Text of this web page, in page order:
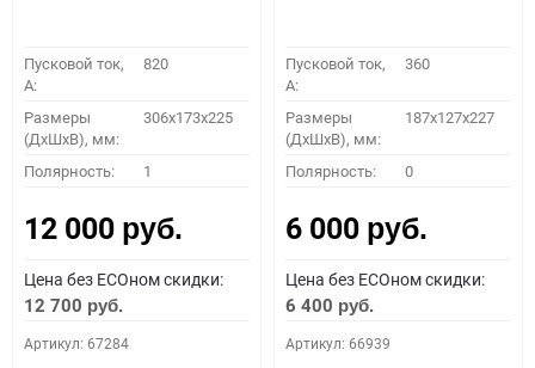
Пусковой ток,
A:
820
Размеры
(ДхШхВ), мм:
306x173x225
Полярность: 1
12 000 руб.
Цена без ECOном скидки:
12 700 руб.
Артикул: 67284
Пусковой ток,
A:
360
Размеры
(ДхШхВ), мм:
187x127x227
Полярность: 0
6 000 руб.
Цена без ECOном скидки:
6 400 руб.
Артикул: 66939